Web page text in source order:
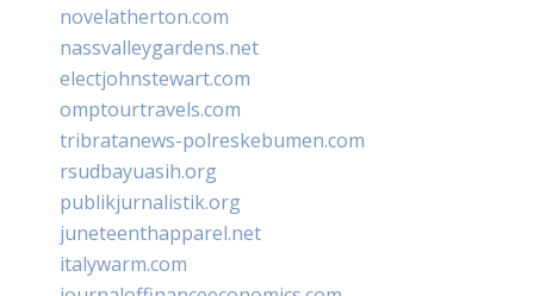
novelatherton.com
nassvalleygardens.net
electjohnstewart.com
omptourtravels.com
tribratanews-polreskebumen.com
rsudbayuasih.org
publikjurnalistik.org
juneteenthapparel.net
italywarm.com